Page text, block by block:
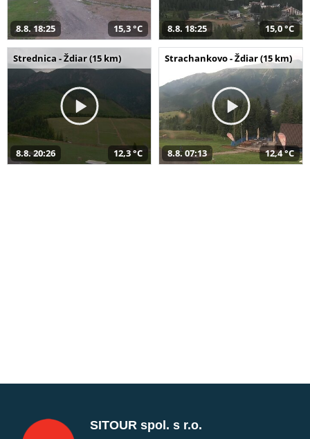
8.8. 18:25 15,3 °C 8.8. 18:25 15,0 °C
Strednica - Ždiar (15 km)
8.8. 20:26 12,3 °C
Strachankovo - Ždiar (15 km)
8.8. 07:13 12,4 °C
SITOUR spol. s r.o.